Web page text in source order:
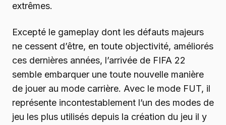
extrêmes.
Excepté le gameplay dont les défauts majeurs
ne cessent d’être, en toute objectivité, améliorés
ces dernières années, l’arrivée de FIFA 22
semble embarquer une toute nouvelle manière
de jouer au mode carrière. Avec le mode FUT, il
représente incontestablement l’un des modes de
jeu les plus utilisés depuis la création du jeu il y